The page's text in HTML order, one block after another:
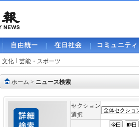
文化 芸能・スポーツ
ホーム > ニュース検索
セクション
選択